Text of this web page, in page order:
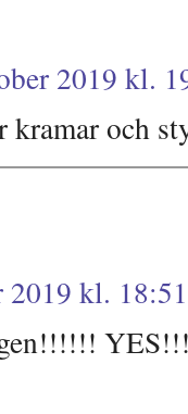
2019 kl.
och
2019 kl. 18:51